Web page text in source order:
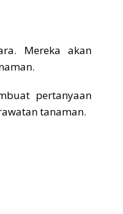
Mereka akan
pertanyaan
tanaman.